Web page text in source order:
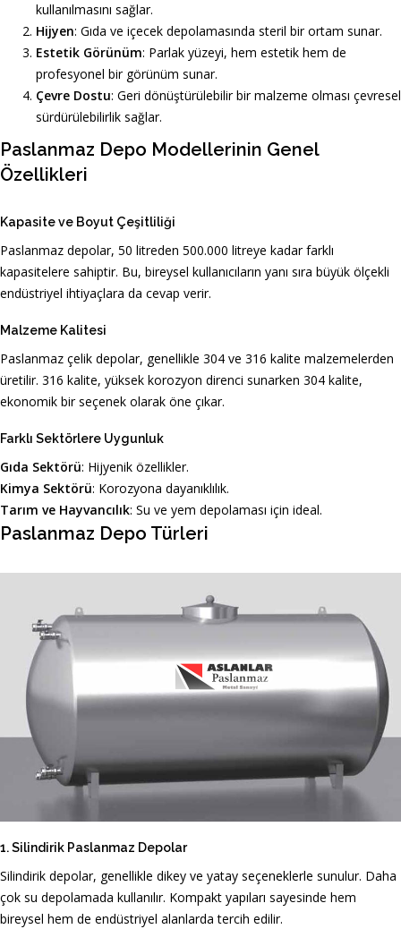
kullanılmasını sağlar.
Hijyen: Gıda ve içecek depolamasında steril bir ortam sunar.
Estetik Görünüm: Parlak yüzeyi, hem estetik hem de
profesyonel bir görünüm sunar.
Çevre Dostu: Geri dönüştürülebilir bir malzeme olması çevresel
sürdürülebilirlik sağlar.
Paslanmaz Depo Modellerinin Genel
Özellikleri
Kapasite ve Boyut Çeşitliliği
Paslanmaz depolar, 50 litreden 500.000 litreye kadar farklı
kapasitelere sahiptir. Bu, bireysel kullanıcıların yanı sıra büyük ölçekli
endüstriyel ihtiyaçlara da cevap verir.
Malzeme Kalitesi
Paslanmaz çelik depolar, genellikle 304 ve 316 kalite malzemelerden
üretilir. 316 kalite, yüksek korozyon direnci sunarken 304 kalite,
ekonomik bir seçenek olarak öne çıkar.
Farklı Sektörlere Uygunluk
Gıda Sektörü: Hijyenik özellikler.
Kimya Sektörü: Korozyona dayanıklılık.
Tarım ve Hayvancılık: Su ve yem depolaması için ideal.
Paslanmaz Depo Türleri
1. Silindirik Paslanmaz Depolar
Silindirik depolar, genellikle dikey ve yatay seçeneklerle sunulur. Daha
çok su depolamada kullanılır. Kompakt yapıları sayesinde hem
bireysel hem de endüstriyel alanlarda tercih edilir.